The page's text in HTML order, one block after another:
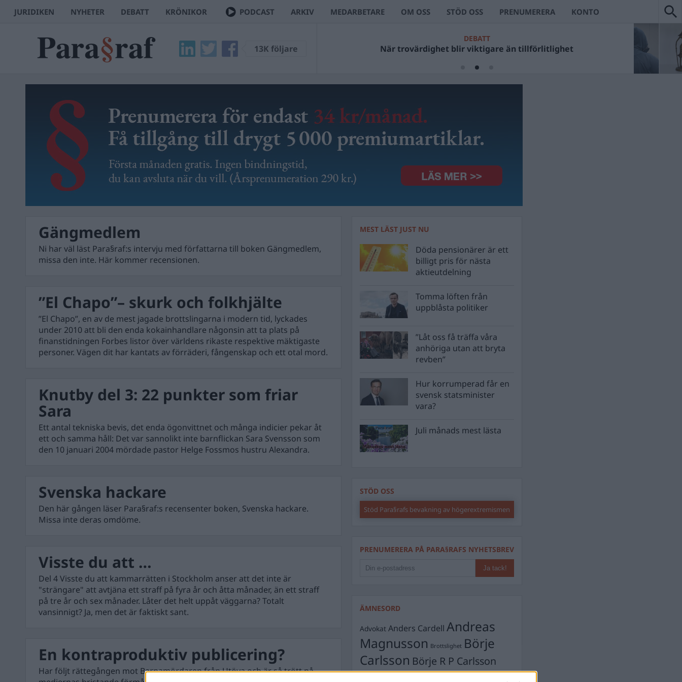
JURIDIKEN NYHETER DEBATT KRÖNIKOR PODCAST ARKIV MEDARBETARE OM OSS STÖD OSS PRENUMERERA KONTO
13K följare
DEBATT
När trovärdighet blir viktigare än tillförlitlighet
Gängmedlem
Ni har väl läst Para§raf:s intervju med författarna till boken Gängmedlem,
missa den inte. Här kommer recensionen.
”El Chapo”– skurk och folkhjälte
”El Chapo”, en av de mest jagade brottslingarna i modern tid, lyckades
under 2010 att bli den enda kokainhandlare någonsin att ta plats på
finanstidningen Forbes listor över världens rikaste respektive mäktigaste
personer. Vägen dit har kantats av förräderi, fångenskap och ett otal mord.
Knutby del 3: 22 punkter som friar
Sara
Ett antal tekniska bevis, det enda ögonvittnet och många indicier pekar åt
ett och samma håll: Det var sannolikt inte barnflickan Sara Svensson som
den 10 januari 2004 mördade pastor Helge Fossmos hustru Alexandra.
Svenska hackare
Den här gången läser Para§raf:s recensenter boken, Svenska hackare.
Missa inte deras omdöme.
Visste du att …
Del 4 Visste du att kammarrätten i Stockholm anser att det inte är
"strängare" att avtjäna ett straff på fyra år och åtta månader, än ett straff
på tre år och sex månader. Låter det helt uppåt väggarna? Totalt
vansinnigt? Ja, men det är faktiskt sant.
En kontraproduktiv publicering?
Har följt rättegången mot Barnamördaren från Utöya och är så trött på
MEST LÄST JUST NU
Döda pensionärer är ett
billigt pris för nästa
aktieutdelning
Tomma löften från
uppblåsta politiker
”Låt oss få träffa våra
anhöriga utan att bryta
revben”
Hur korrumperad får en
svensk statsminister
vara?
Juli månads mest lästa
STÖD OSS
Stöd Para§rafs bevakning av högerextremismen
PRENUMERERA PÅ PARA§RAFS NYHETSBREV
ÄMNESORD
Advokat Anders Cardell Andreas
Magnusson Brottslighet Börje
Carlsson Börje R P Carlsson